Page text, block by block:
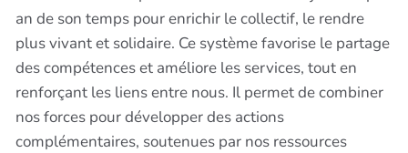
an de son temps pour enrichir le collectif, le rendre
plus vivant et solidaire. Ce système favorise le partage
des compétences et améliore les services, tout en
renforçant les liens entre nous. Il permet de combiner
nos forces pour développer des actions
complémentaires, soutenues par nos ressources